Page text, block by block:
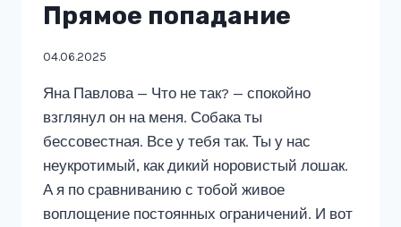
Прямое попадание
04.06.2025
Яна Павлова — Что не так? — спокойно
взглянул он на меня. Собака ты
бессовестная. Все у тебя так. Ты у нас
неукротимый, как дикий норовистый лошак.
А я по сравниванию с тобой живое
воплощение постоянных ограничений. И вот